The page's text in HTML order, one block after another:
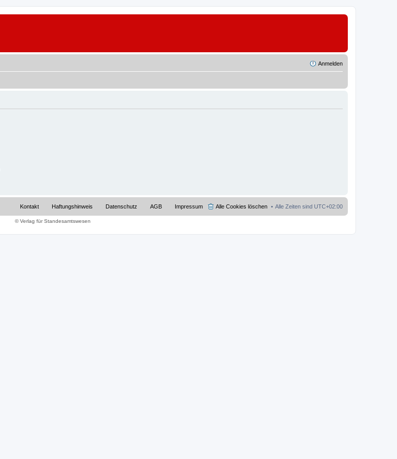
Anmelden
Alle Zeiten sind UTC+02:00
Alle Cookies löschen
Impressum
AGB
Datenschutz
Haftungshinweis
Kontakt
© Verlag für Standesamtswesen